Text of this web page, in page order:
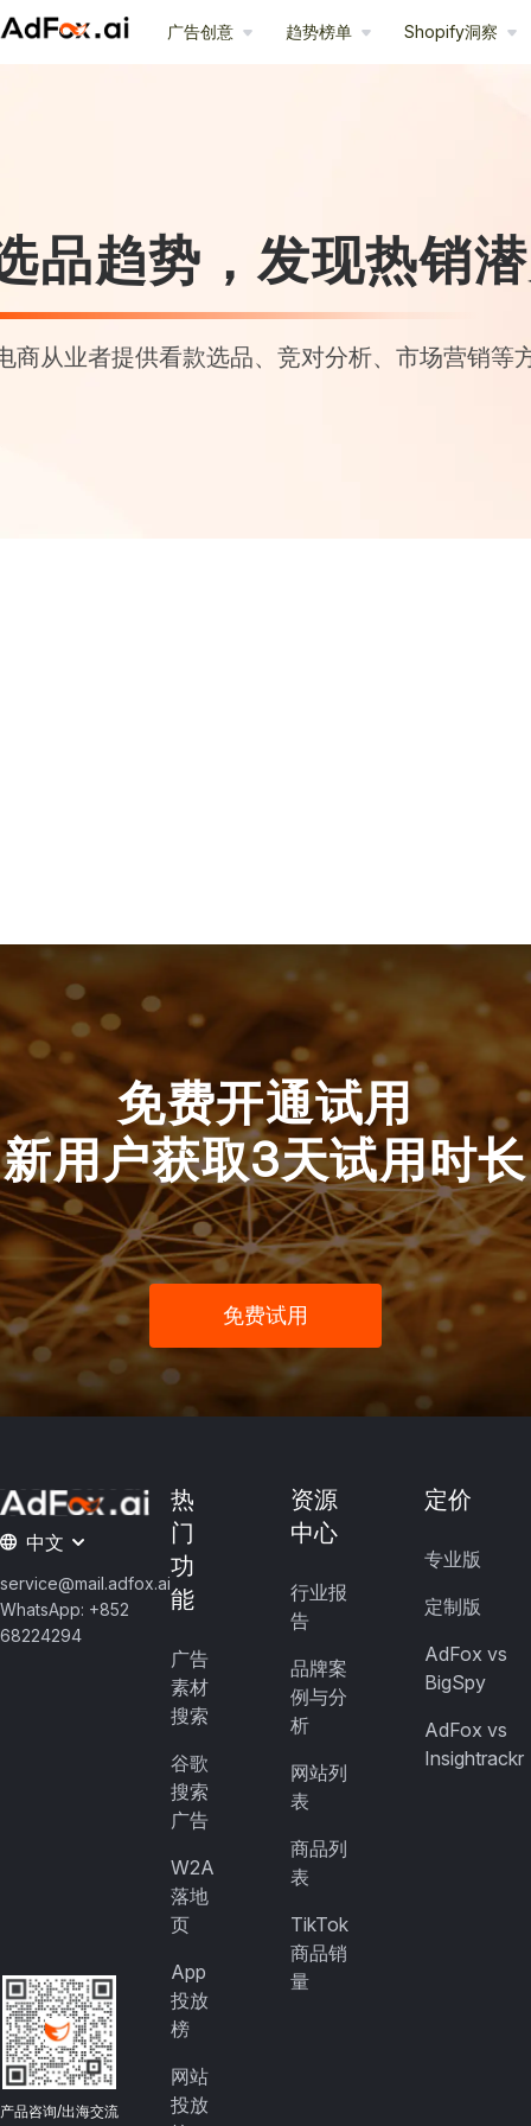
广告创意 趋势榜单 Shopify洞察
品趋势，发现热销
商从业者提供看款选品、竞对分析、市场营销等
免费开通试用
新用户获取3天试用时长
免费试用
中文
service@mail.adfox.ai
WhatsApp: +852
68224294
产品咨询/出海交流
热
门
功
能
广告
素材
搜索
谷歌
搜索
广告
W2A
落地
页
App
投放
榜
网站
投放
资源
中心
行业报
告
品牌案
例与分
析
网站列
表
商品列
表
TikTok
商品销
量
定价
专业版
定制版
AdFox vs
BigSpy
AdFox vs
Insightrackr